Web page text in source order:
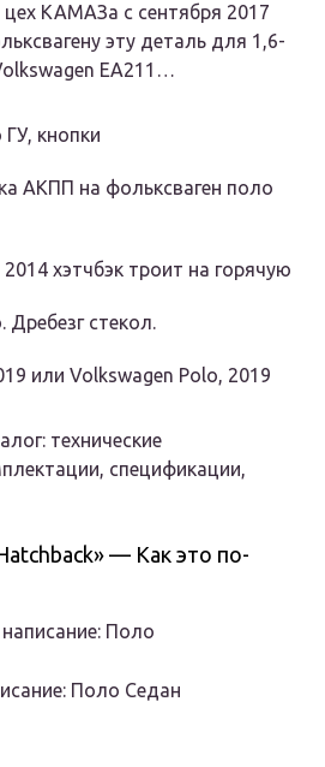
цех КАМАЗа с сентября 2017
эту деталь для 1,6-
EA211…
кнопки
АКПП на фольксваген поло
хэтчбэк троит на горячую
Дребезг стекол.
или Volkswagen Polo, 2019
технические
спецификации,
— Как это по-
Поло
Поло Седан